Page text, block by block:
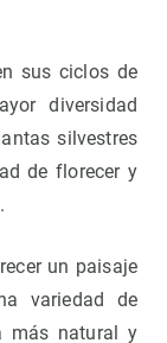
sus ciclos de
diversidad
silvestres
de florecer y
un paisaje
variedad de
más natural y